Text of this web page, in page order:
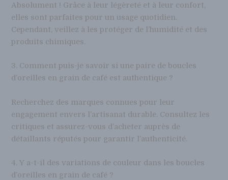
Absolument ! Grâce à leur légèreté et à leur confort,
elles sont parfaites pour un usage quotidien.
Cependant, veillez à les protéger de l’humidité et des
produits chimiques.
3. Comment puis-je savoir si une paire de boucles
d’oreilles en grain de café est authentique ?
Recherchez des marques connues pour leur
engagement envers l’artisanat durable. Consultez les
critiques et assurez-vous d’acheter auprès de
détaillants réputés pour garantir l’authenticité.
4. Y a-t-il des variations de couleur dans les boucles
d’oreilles en grain de café ?